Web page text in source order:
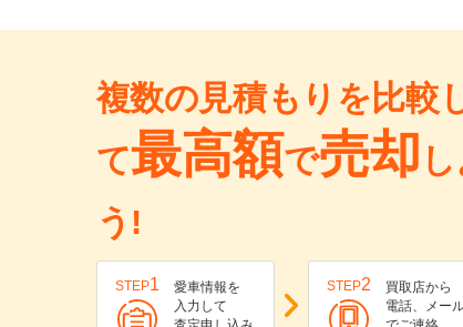
複数の見積もりを比較
て最高額で売却
う!
STEP1
愛車情報を
入力して
STEP2
買取店から
電話、メー